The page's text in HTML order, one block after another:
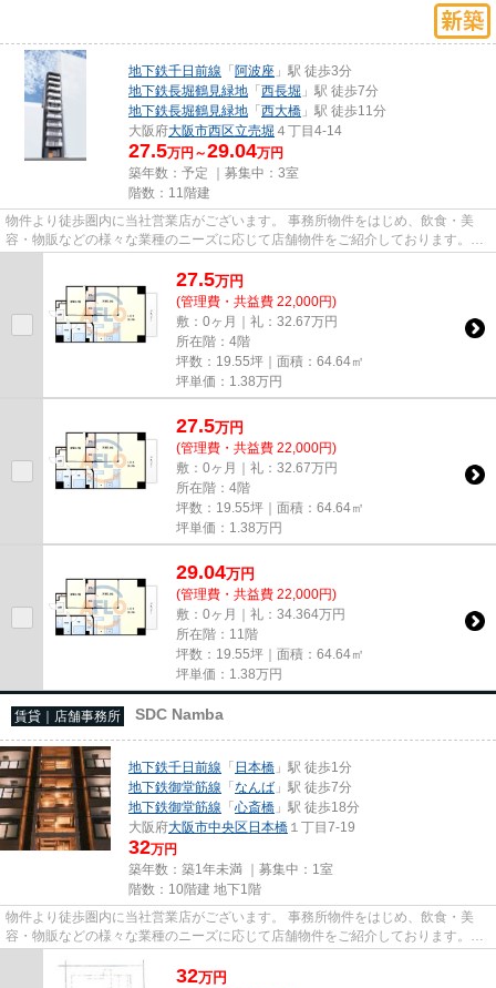
地下鉄千日前線 「阿波座 」駅 徒歩3分
地下鉄長堀鶴見緑地 「西長堀 」駅 徒歩7分
地下鉄長堀鶴見緑地 「西大橋 」駅 徒歩11分
大阪府大阪市西区立売堀 ４丁目4-14
27.5万円～29.04万円
築年数：予定 ｜募集中： 3室
階数：11階建
物件より徒歩圏内に当社営業店がございます。 事務所物件をはじめ、飲食・美
容・物販などの様々な業種のニーズに応じて店舗物件をご紹介しております。
尚、弊社ではおとり広告は一切...
27.5万円
(管理費・共益費 22,000円)
敷：0ヶ月｜礼：32.67万円
所在階：4階
坪数：19.55坪｜面積：64.64㎡
坪単価： 1.38万円
27.5万円
(管理費・共益費 22,000円)
敷：0ヶ月｜礼：32.67万円
所在階：4階
坪数：19.55坪｜面積：64.64㎡
坪単価： 1.38万円
29.04万円
(管理費・共益費 22,000円)
敷：0ヶ月｜礼：34.364万円
所在階：11階
坪数：19.55坪｜面積：64.64㎡
坪単価： 1.38万円
賃貸｜店舗事務所 SDC Namba
地下鉄千日前線 「 日本橋 」駅 徒歩1分
地下鉄御堂筋線 「なんば 」駅 徒歩7分
地下鉄御堂筋線 「心斎橋 」駅 徒歩18分
大阪府大阪市中央区日本橋 １丁目7-19
32万円
築年数：築1年未満 ｜募集中： 1室
階数：10階建 地下1階
物件より徒歩圏内に当社営業店がございます。 事務所物件をはじめ、飲食・美
容・物販などの様々な業種のニーズに応じて店舗物件をご紹介しております。
尚、弊社ではおとり広告は一切...
32万円